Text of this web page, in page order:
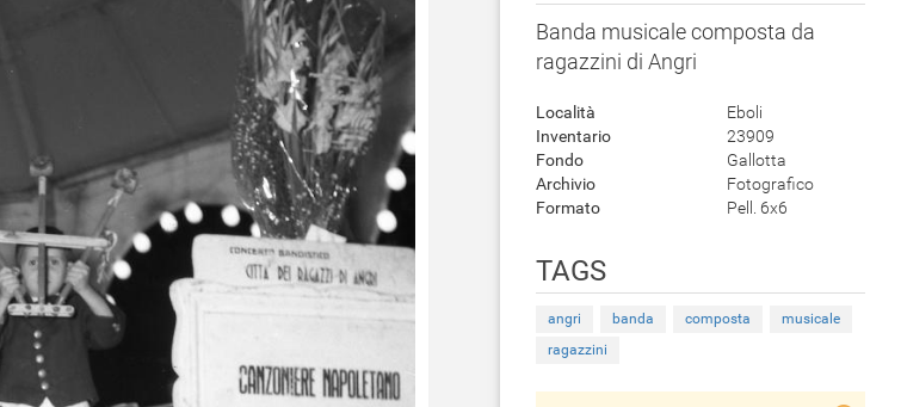
Banda musicale composta da
ragazzini di Angri
Località
Eboli
Inventario
23909
Fondo
Gallotta
Archivio
Fotografico
Formato
Pell. 6x6
TAGS
angri banda composta
musicale
ragazzini